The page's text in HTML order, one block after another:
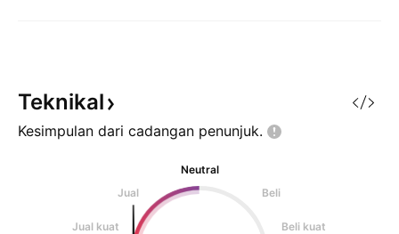
Teknikal
Kesimpulan dari cadangan penunjuk.
Neutral
Jual
Beli
Jual kuat Beli kuat